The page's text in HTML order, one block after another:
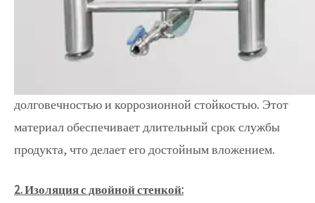
1. Высококачественный материал:
ферментер изготовлен из высококачественной
долговечностью и коррозионной стойкостью. Этот
материал обеспечивает длительный срок службы
продукта, что делает его достойным вложением.
2. Изоляция с двойной стенкой: